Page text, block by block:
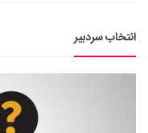
انتخاب سردبیر